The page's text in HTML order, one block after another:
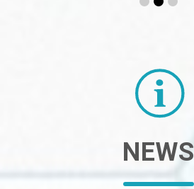
1 2
NEWS